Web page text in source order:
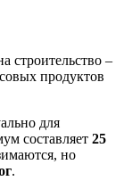
строительство –
продуктов
для
составляет 25
но
.